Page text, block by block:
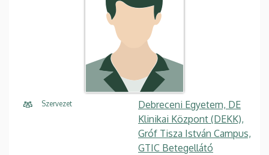
Szervezet
Debreceni Egyetem, DE
Klinikai Központ (DEKK),
Gróf Tisza István Campus,
GTIC Betegellátó